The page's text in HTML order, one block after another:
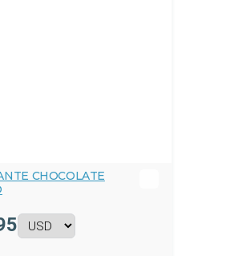
CHOCOLATE